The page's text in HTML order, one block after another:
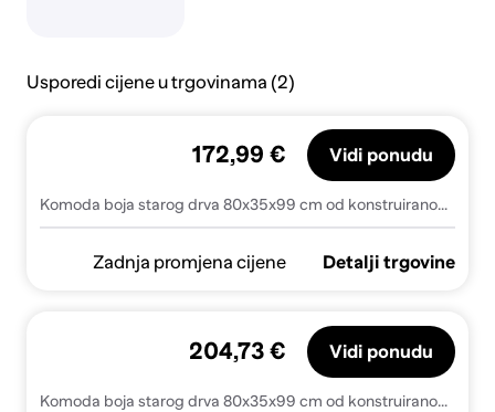
Usporedi cijene u trgovinama (2)
Komoda boja starog drva 80x35x99 cm od konstruiranog drva
172,99 € Vidi ponudu
Zadnja promjena cijene Detalji trgovine
Komoda boja starog drva 80x35x99 cm od konstruiranog drva - Staro drvo 1
204,73 € Vidi ponudu